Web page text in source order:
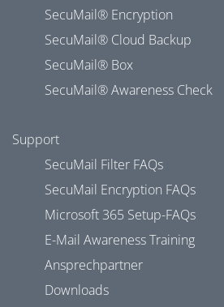
SecuMail® Encryption
SecuMail® Cloud Backup
SecuMail® Box
SecuMail® Awareness Check
Support
SecuMail Filter FAQs
SecuMail Encryption FAQs
Microsoft 365 Setup-FAQs
E-Mail Awareness Training
Ansprechpartner
Downloads